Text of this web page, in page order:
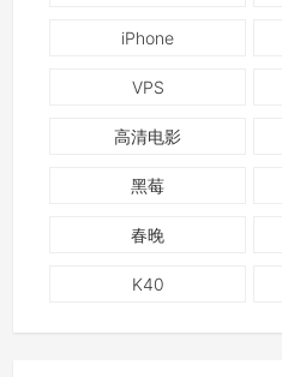
iPhone
VPS
高清电影
黑莓
春晚
K40